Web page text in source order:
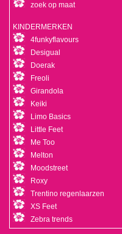
zoek op maat
KINDERMERKEN
4funkyflavours
Desigual
Doerak
Freoli
Girandola
Keiki
Limo Basics
Little Feet
Me Too
Melton
Moodstreet
Roxy
Trentino regenlaarzen
XS Feet
Zebra trends